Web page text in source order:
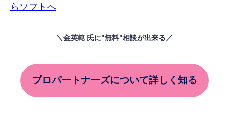
らソフトへ
＼金英範 氏に"無料"相談が出来る／
プロパートナーズについて詳しく知る